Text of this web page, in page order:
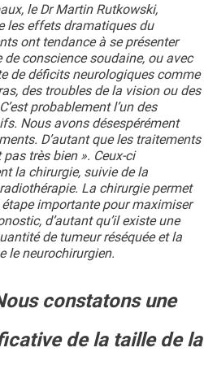
le Dr Martin Rutkowski,
les effets dramatiques du
ont tendance à se présenter
de conscience soudaine, ou avec
de déficits neurologiques comme
des troubles de la vision ou des
probablement l’un des
Nous avons désespérément
D’autant que les traitements
très bien ». Ceux-ci
la chirurgie, suivie de la
La chirurgie permet
importante pour maximiser
d’autant qu’il existe une
de tumeur réséquée et la
le neurochirurgien.
constatons une
de la taille de la